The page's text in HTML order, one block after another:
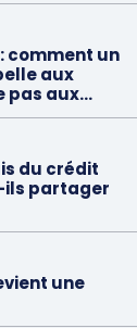
comment un
aux
pas aux...
du crédit
ils partager
une